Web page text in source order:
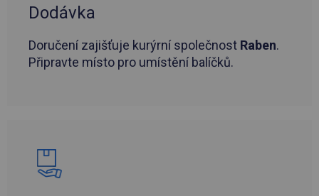
Dodávka
Doručení zajišťuje kurýrní společnost Raben.
Připravte místo pro umístění balíčků.